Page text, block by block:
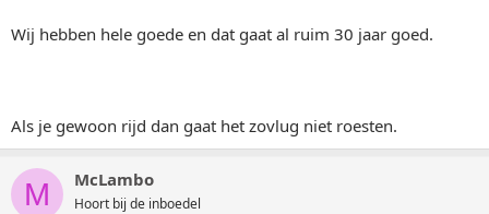
Wij hebben hele goede en dat gaat al ruim 30 jaar goed.
Als je gewoon rijd dan gaat het zovlug niet roesten.
M McLambo
Hoort bij de inboedel